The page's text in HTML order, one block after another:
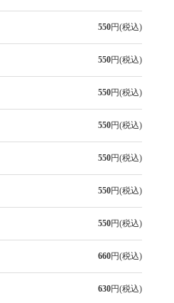
550円(税込)
550円(税込)
550円(税込)
550円(税込)
550円(税込)
550円(税込)
550円(税込)
660円(税込)
630円(税込)